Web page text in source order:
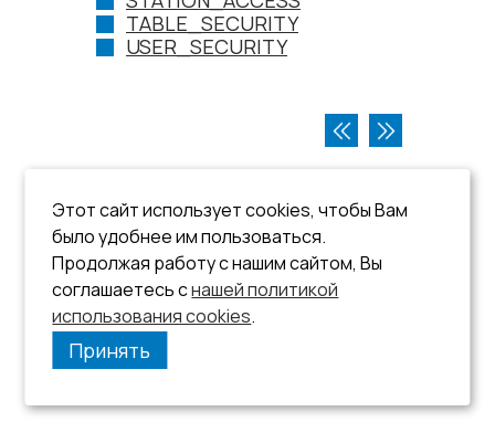
TABLE_SECURITY
USER_SECURITY
Этот сайт использует cookies, чтобы Вам
было удобнее им пользоваться.
Продолжая работу с нашим сайтом, Вы
соглашаетесь снашей политикой
использования cookies.
Принять